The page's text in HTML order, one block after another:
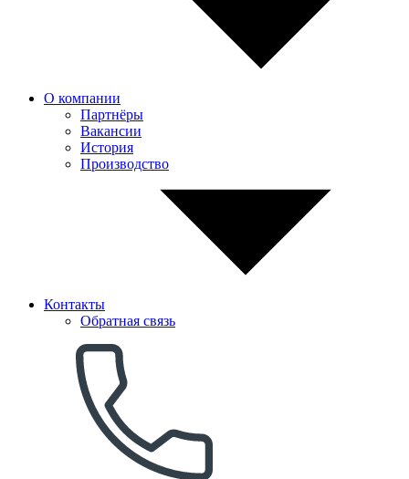
О компании
Партнёры
Вакансии
История
Производство
Контакты
Обратная связь